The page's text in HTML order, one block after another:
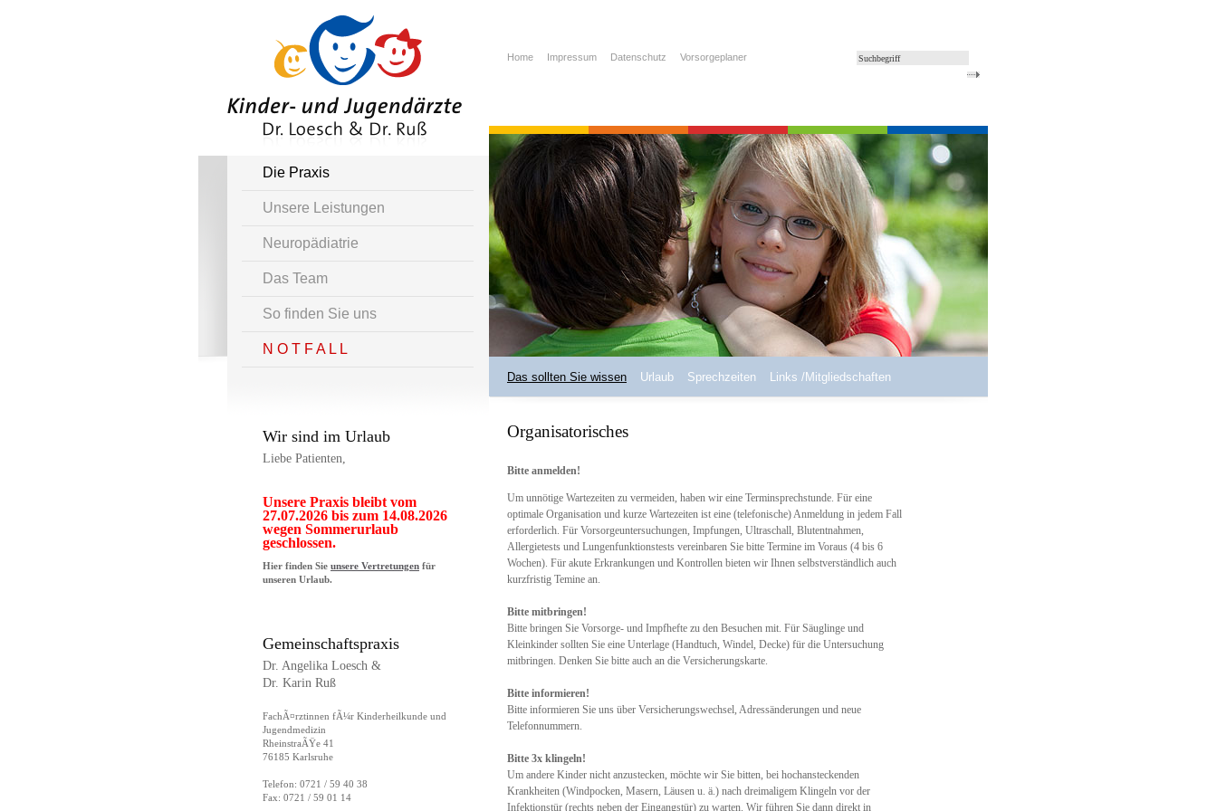
Die Praxis
Unsere Leistungen
Neuropädiatrie
Das Team
So finden Sie uns
N O T F A L L
Wir sind im Urlaub
Liebe Patienten,
Unsere Praxis bleibt vom
27.07.2026 bis zum 14.08.2026
wegen Sommerurlaub
geschlossen.
Hier finden Sie unsere Vertretungen für
unseren Urlaub.
Gemeinschaftspraxis
Dr. Angelika Loesch &
Dr. Karin Ruß
FachÃ¤rztinnen fÃ¼r Kinderheilkunde und
Jugendmedizin
RheinstraÃŸe 41
76185 Karlsruhe
Telefon: 0721 / 59 40 38
Fax: 0721 / 59 01 14
Home Impressum Datenschutz Vorsorgeplaner
Das sollten Sie wissen Urlaub Sprechzeiten Links /Mitgliedschaften
Organisatorisches
Bitte anmelden!
Um unnötige Wartezeiten zu vermeiden, haben wir eine Terminsprechstunde. Für eine
optimale Organisation und kurze Wartezeiten ist eine (telefonische) Anmeldung in jedem Fall
erforderlich. Für Vorsorgeuntersuchungen, Impfungen, Ultraschall, Blutentnahmen,
Allergietests und Lungenfunktionstests vereinbaren Sie bitte Termine im Voraus (4 bis 6
Wochen). Für akute Erkrankungen und Kontrollen bieten wir Ihnen selbstverständlich auch
kurzfristig Temine an.
Bitte mitbringen!
Bitte bringen Sie Vorsorge- und Impfhefte zu den Besuchen mit. Für Säuglinge und
Kleinkinder sollten Sie eine Unterlage (Handtuch, Windel, Decke) für die Untersuchung
mitbringen. Denken Sie bitte auch an die Versicherungskarte.
Bitte informieren!
Bitte informieren Sie uns über Versicherungswechsel, Adressänderungen und neue
Telefonnummern.
Bitte 3x klingeln!
Um andere Kinder nicht anzustecken, möchte wir Sie bitten, bei hochansteckenden
Krankheiten (Windpocken, Masern, Läusen u. ä.) nach dreimaligem Klingeln vor der
Infektionstür (rechts neben der Eingangstür) zu warten. Wir führen Sie dann direkt in